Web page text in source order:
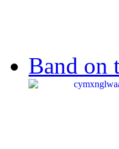
Band on